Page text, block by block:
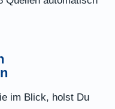
im Blick, holst Du